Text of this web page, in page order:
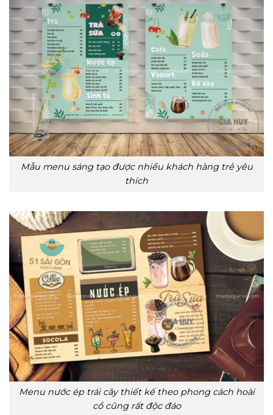
Mẫu menu sáng tạo được nhiều khách hàng trẻ yêu
thích
Menu nước ép trái cây thiết kế theo phong cách hoài
cổ cũng rất độc đáo